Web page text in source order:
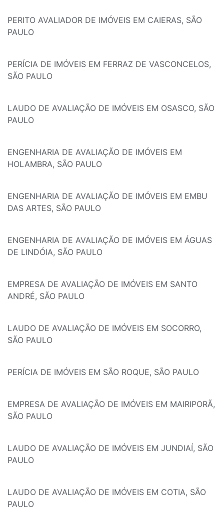
PERITO AVALIADOR DE IMÓVEIS EM CAIERAS, SÃO
PAULO
PERÍCIA DE IMÓVEIS EM FERRAZ DE VASCONCELOS,
SÃO PAULO
LAUDO DE AVALIAÇÃO DE IMÓVEIS EM OSASCO, SÃO
PAULO
ENGENHARIA DE AVALIAÇÃO DE IMÓVEIS EM
HOLAMBRA, SÃO PAULO
ENGENHARIA DE AVALIAÇÃO DE IMÓVEIS EM EMBU
DAS ARTES, SÃO PAULO
ENGENHARIA DE AVALIAÇÃO DE IMÓVEIS EM ÁGUAS
DE LINDÓIA, SÃO PAULO
EMPRESA DE AVALIAÇÃO DE IMÓVEIS EM SANTO
ANDRÉ, SÃO PAULO
LAUDO DE AVALIAÇÃO DE IMÓVEIS EM SOCORRO,
SÃO PAULO
PERÍCIA DE IMÓVEIS EM SÃO ROQUE, SÃO PAULO
EMPRESA DE AVALIAÇÃO DE IMÓVEIS EM MAIRIPORÃ,
SÃO PAULO
LAUDO DE AVALIAÇÃO DE IMÓVEIS EM JUNDIAÍ, SÃO
PAULO
LAUDO DE AVALIAÇÃO DE IMÓVEIS EM COTIA, SÃO
PAULO